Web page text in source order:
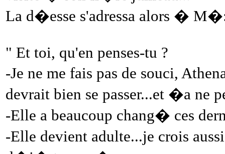
La d�esse s'adressa alors �
" Et toi, qu'en penses-tu ?
-Je ne me fais pas de souci,
devrait bien se passer...et �a ne
-Elle a beaucoup chang� ces
-Elle devient adulte...je crois